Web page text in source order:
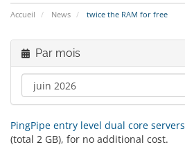
Accueil News twice the RAM for free
Par mois
PingPipe entry level dual core servers
(total 2 GB), for no additional cost.